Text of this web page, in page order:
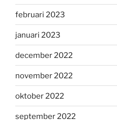
februari 2023
januari 2023
december 2022
november 2022
oktober 2022
september 2022